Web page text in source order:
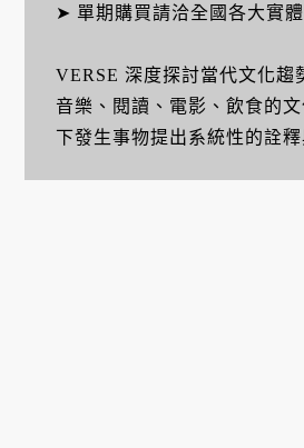
➤ 單期購買請洽全國各大實
VERSE 深度探討當代文化趨
音樂、閱讀、電影、飲食的
下發生事物提出系統性的詮